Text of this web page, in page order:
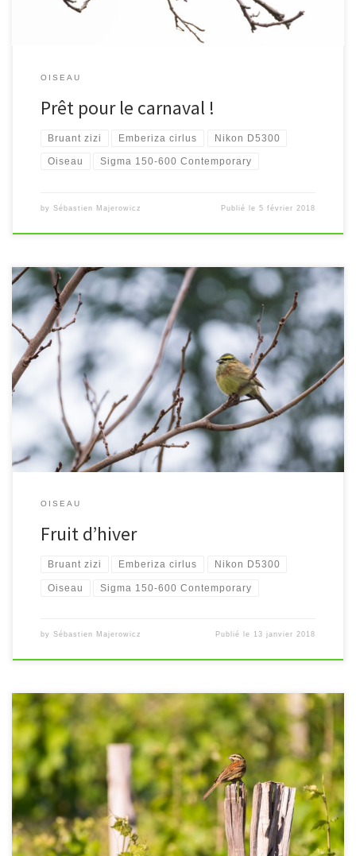
OISEAU
Prêt pour le carnaval !
Bruant zizi Emberiza cirlus Nikon D5300
Oiseau Sigma 150-600 Contemporary
by Sébastien Majerowicz Publié le5 février 2018
[…]
OISEAU
Fruit d’hiver
Bruant zizi Emberiza cirlus Nikon D5300
Oiseau Sigma 150-600 Contemporary
by Sébastien Majerowicz Publié le 13 janvier 2018
[…]